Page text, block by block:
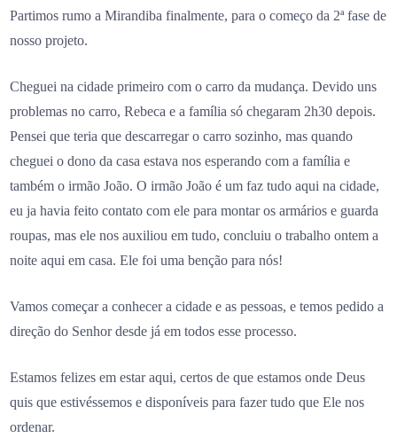
Partimos rumo a Mirandiba finalmente, para o começo da 2ª fase de
nosso projeto.
Cheguei na cidade primeiro com o carro da mudança. Devido uns
problemas no carro, Rebeca e a família só chegaram 2h30 depois.
Pensei que teria que descarregar o carro sozinho, mas quando
cheguei o dono da casa estava nos esperando com a família e
também o irmão João. O irmão João é um faz tudo aqui na cidade,
eu ja havia feito contato com ele para montar os armários e guarda
roupas, mas ele nos auxiliou em tudo, concluiu o trabalho ontem a
noite aqui em casa. Ele foi uma benção para nós!
Vamos começar a conhecer a cidade e as pessoas, e temos pedido a
direção do Senhor desde já em todos esse processo.
Estamos felizes em estar aqui, certos de que estamos onde Deus
quis que estivéssemos e disponíveis para fazer tudo que Ele nos
ordenar.